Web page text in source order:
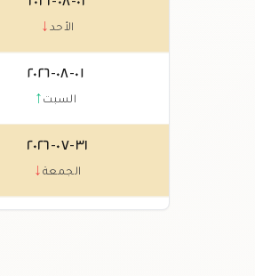
٠٢-٠٨-٢٠٢٦
الأحد ↓
٠١-٠٨-٢٠٢٦
السبت ↑
٣١-٠٧-٢٠٢٦
الجمعة ↓